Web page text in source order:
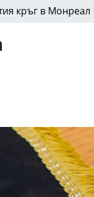
Монреал 11:02